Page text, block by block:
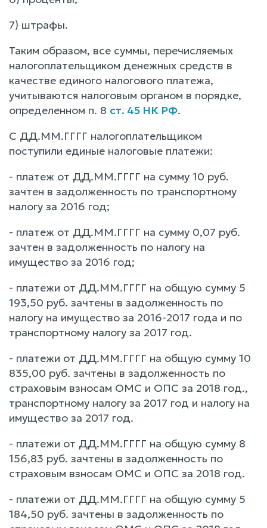
7) штрафы.
Таким образом, все суммы, перечисляемых
налогоплательщиком денежных средств в
качестве единого налогового платежа,
учитываются налоговым органом в порядке,
определенном п. 8 ст. 45 НК РФ.
С ДД.ММ.ГГГГ налогоплательщиком
поступили единые налоговые платежи:
- платеж от ДД.ММ.ГГГГ на сумму 10 руб.
зачтен в задолженность по транспортному
налогу за 2016 год;
- платеж от ДД.ММ.ГГГГ на сумму 0,07 руб.
зачтен в задолженность по налогу на
имущество за 2016 год;
- платежи от ДД.ММ.ГГГГ на общую сумму 5
193,50 руб. зачтены в задолженность по
налогу на имущество за 2016-2017 года и по
транспортному налогу за 2017 год.
- платежи от ДД.ММ.ГГГГ на общую сумму 10
835,00 руб. зачтены в задолженность по
страховым взносам ОМС и ОПС за 2018 год.,
транспортному налогу за 2017 год и налогу на
имущество за 2017 год.
- платежи от ДД.ММ.ГГГГ на общую сумму 8
156,83 руб. зачтены в задолженность по
страховым взносам ОМС и ОПС за 2018 год.
- платежи от ДД.ММ.ГГГГ на общую сумму 5
184,50 руб. зачтены в задолженность по